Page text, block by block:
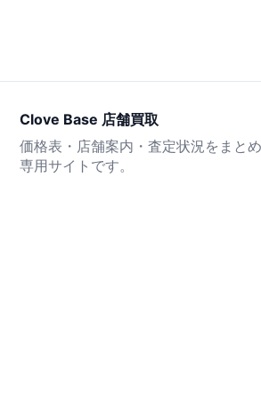
Clove Base 店舗買取
価格表・店舗案内・査定状況をまと
専用サイトです。